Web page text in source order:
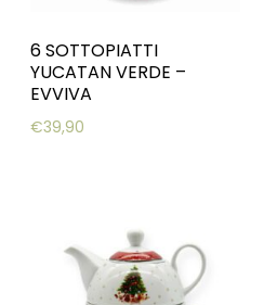
6 SOTTOPIATTI
YUCATAN VERDE –
EVVIVA
€39,90